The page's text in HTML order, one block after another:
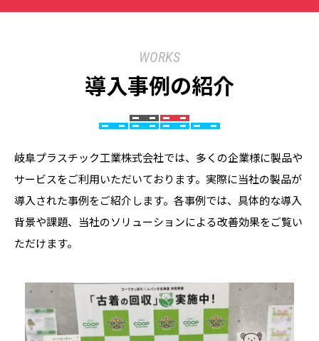
WORKS
導入事例の紹介
岐阜プラスチック工業株式会社では、多くの企業様に製品や
サービスをご利用いただいております。実際に当社の製品が
導入された事例をご紹介します。各事例では、具体的な導入
背景や課題、当社のソリューションによる改善効果をご覧い
ただけます。